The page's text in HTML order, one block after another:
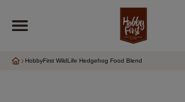
HobbyFirst WildLife Hedgehog Food Blend